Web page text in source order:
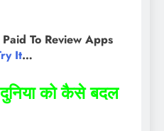
To Review Apps
It…
को कैसे बदल